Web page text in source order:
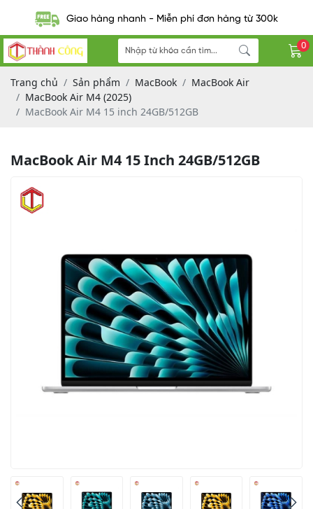
Giao hàng nhanh - Miễn phí đơn hàng từ 300k
0
Trang chủ Sản phẩm MacBook
MacBook Air
MacBook Air M4 (2025)
MacBook Air M4 15 inch 24GB/512GB
MacBook Air M4 15 Inch 24GB/512GB